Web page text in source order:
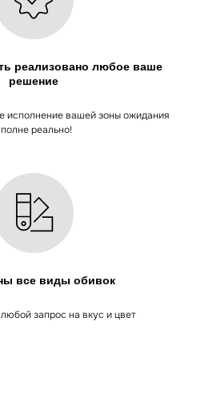
реализовано любое ваше
решение
исполнение вашей зоны ожидания
реально!
все виды обивок
запрос на вкус и цвет